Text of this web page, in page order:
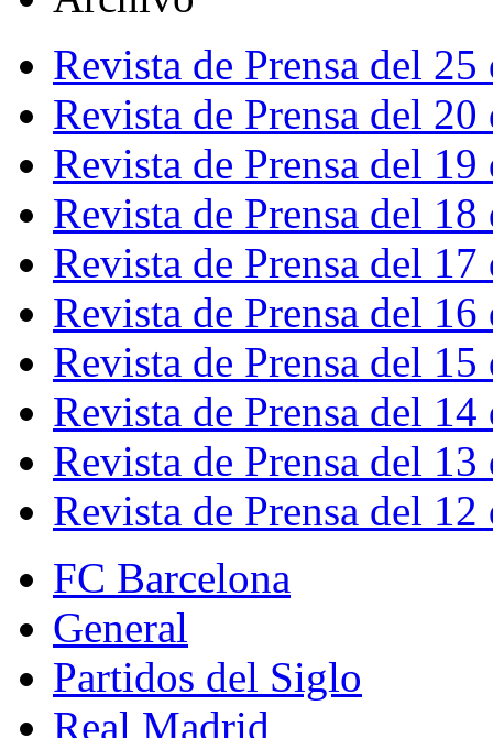
Revista de Prensa del
Revista de Prensa del
Revista de Prensa del
Revista de Prensa del
Revista de Prensa del
Revista de Prensa del
Revista de Prensa del
Revista de Prensa del
Revista de Prensa del
Revista de Prensa del
FC Barcelona
General
Partidos del Siglo
Real Madrid